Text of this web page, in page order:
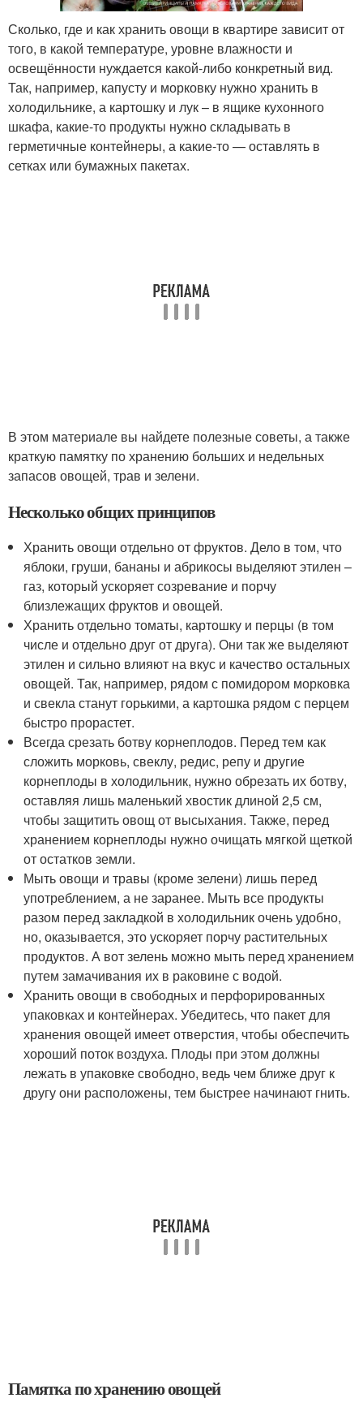
Сколько, где и как хранить овощи в квартире зависит от
того, в какой температуре, уровне влажности и
освещённости нуждается какой-либо конкретный вид.
Так, например, капусту и морковку нужно хранить в
холодильнике, а картошку и лук – в ящике кухонного
шкафа, какие-то продукты нужно складывать в
герметичные контейнеры, а какие-то — оставлять в
сетках или бумажных пакетах.
В этом материале вы найдете полезные советы, а также
краткую памятку по хранению больших и недельных
запасов овощей, трав и зелени.
Несколько общих принципов
Хранить овощи отдельно от фруктов. Дело в том, что
яблоки, груши, бананы и абрикосы выделяют этилен –
газ, который ускоряет созревание и порчу
близлежащих фруктов и овощей.
Хранить отдельно томаты, картошку и перцы (в том
числе и отдельно друг от друга). Они так же выделяют
этилен и сильно влияют на вкус и качество остальных
овощей. Так, например, рядом с помидором морковка
и свекла станут горькими, а картошка рядом с перцем
быстро прорастет.
Всегда срезать ботву корнеплодов. Перед тем как
сложить морковь, свеклу, редис, репу и другие
корнеплоды в холодильник, нужно обрезать их ботву,
оставляя лишь маленький хвостик длиной 2,5 см,
чтобы защитить овощ от высыхания. Также, перед
хранением корнеплоды нужно очищать мягкой щеткой
от остатков земли.
Мыть овощи и травы (кроме зелени) лишь перед
употреблением, а не заранее. Мыть все продукты
разом перед закладкой в холодильник очень удобно,
но, оказывается, это ускоряет порчу растительных
продуктов. А вот зелень можно мыть перед хранением
путем замачивания их в раковине с водой.
Хранить овощи в свободных и перфорированных
упаковках и контейнерах. Убедитесь, что пакет для
хранения овощей имеет отверстия, чтобы обеспечить
хороший поток воздуха. Плоды при этом должны
лежать в упаковке свободно, ведь чем ближе друг к
другу они расположены, тем быстрее начинают гнить.
Памятка по хранению овощей